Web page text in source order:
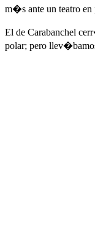
m�s ante un teatro en
El de Carabanchel
polar; pero